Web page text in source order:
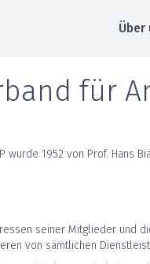
Über
für
1952 von Prof. Hans
seiner Mitglieder und
von sämtlichen